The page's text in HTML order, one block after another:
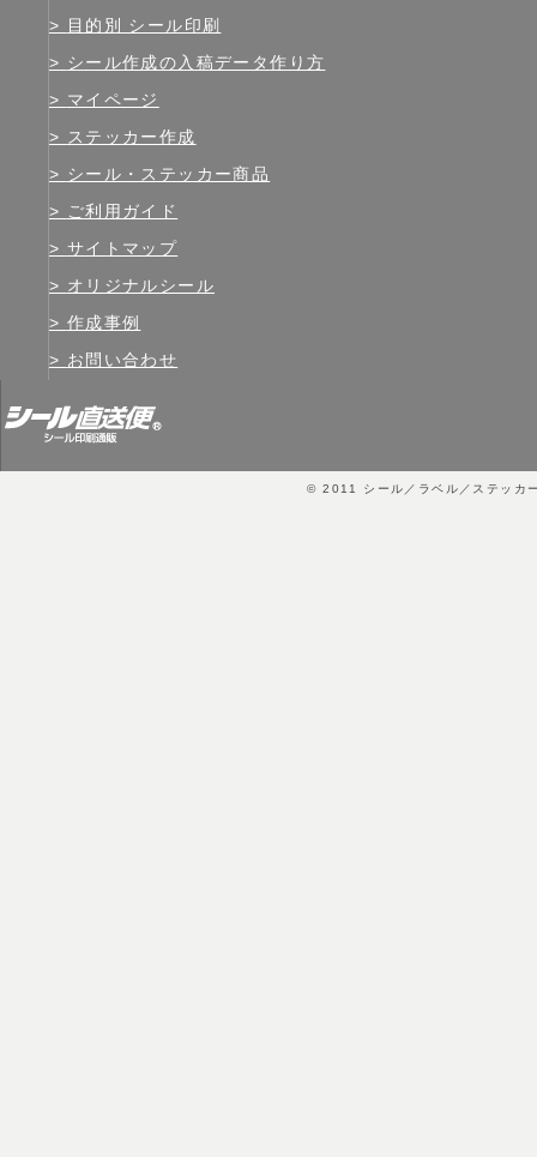
目的別 シール印刷
シール作成の入稿データ作り方
マイページ
ステッカー作成
シール・ステッカー商品
ご利用ガイド
サイトマップ
オリジナルシール
作成事例
お問い合わせ
© 2011 シール／ラベル／ステッカ